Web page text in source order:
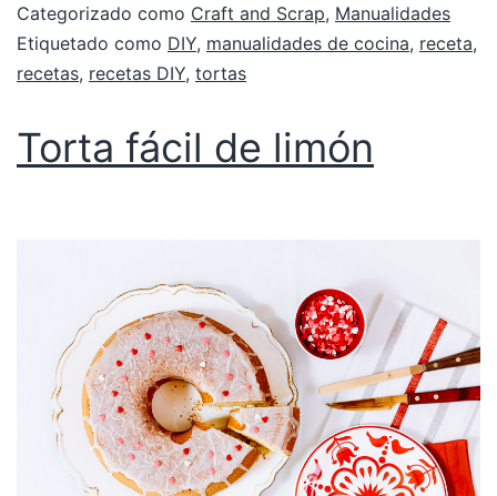
Categorizado como Craft and Scrap, Manualidades
Etiquetado como DIY, manualidades de cocina, receta,
recetas, recetas DIY, tortas
Torta fácil de limón